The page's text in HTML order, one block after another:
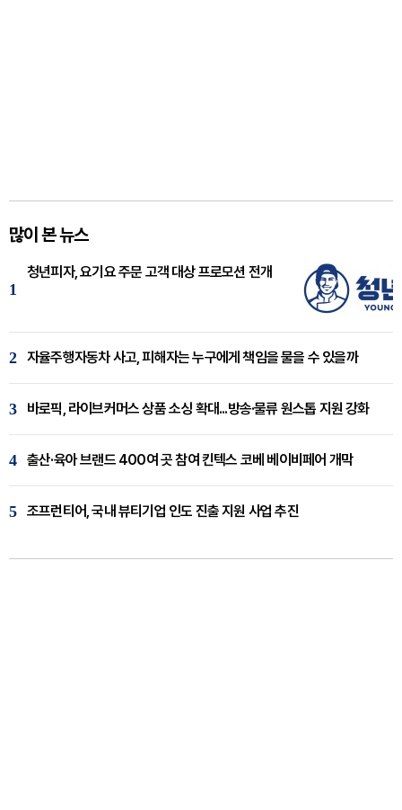
많이 본 뉴스
1
청년피자, 요기요 주문 고객 대상 프로모션 전개
2 자율주행자동차 사고, 피해자는 누구에게 책임을 물을 수 있을까
3 바로픽, 라이브커머스 상품 소싱 확대...방송·물류 원스톱 지원 강화
4 출산·육아 브랜드 400여 곳 참여 킨텍스 코베 베이비페어 개막
5 조프런티어, 국내 뷰티기업 인도 진출 지원 사업 추진